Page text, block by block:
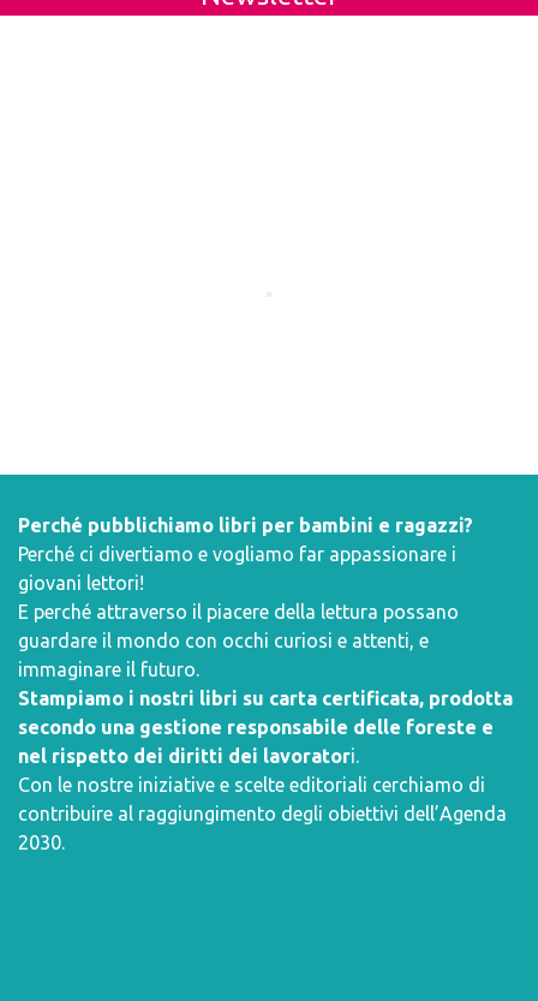
Perché pubblichiamo libri per bambini e ragazzi?
Perché ci divertiamo e vogliamo far appassionare i
giovani lettori!
E perché attraverso il piacere della lettura possano
guardare il mondo con occhi curiosi e attenti, e
immaginare il futuro.
Stampiamo i nostri libri su carta certificata, prodotta
secondo una gestione responsabile delle foreste e
nel rispetto dei diritti dei lavoratori.
Con le nostre iniziative e scelte editoriali cerchiamo di
contribuire al raggiungimento degli obiettivi dell’Agenda
2030